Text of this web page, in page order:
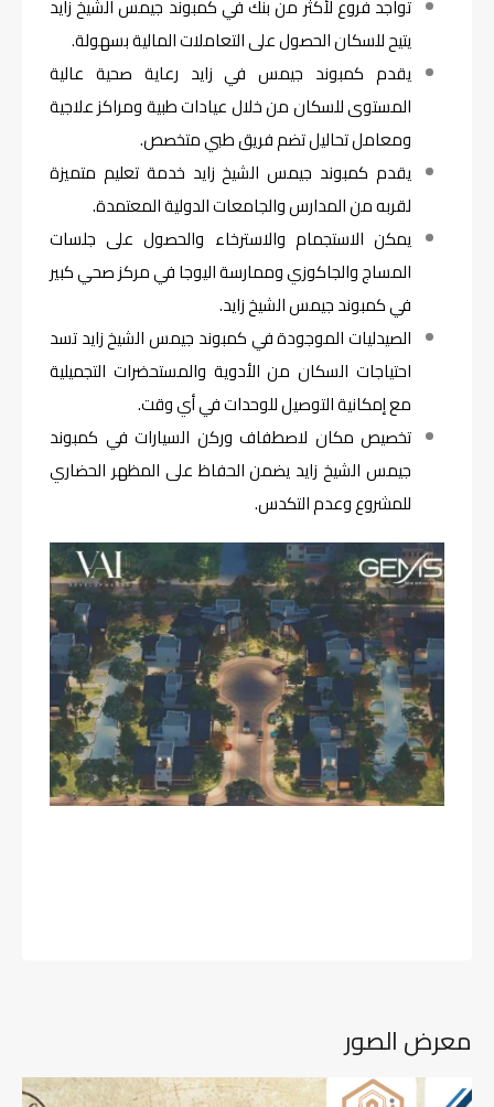
تواجد فروع لأكثر من بنك في كمبوند جيمس الشيخ زايد
يتيح للسكان الحصول على التعاملات المالية بسهولة.
يقدم كمبوند جيمس في زايد رعاية صحية عالية
المستوى للسكان من خلال عيادات طبية ومراكز علاجية
ومعامل تحاليل تضم فريق طبي متخصص.
يقدم كمبوند جيمس الشيخ زايد خدمة تعليم متميزة
لقربه من المدارس والجامعات الدولية المعتمدة.
يمكن الاستجمام والاسترخاء والحصول على جلسات
المساج والجاكوزي وممارسة اليوجا في مركز صحي كبير
في كمبوند جيمس الشيخ زايد.
الصيدليات الموجودة في كمبوند جيمس الشيخ زايد تسد
احتياجات السكان من الأدوية والمستحضرات التجميلية
مع إمكانية التوصيل للوحدات في أي وقت.
تخصيص مكان لاصطفاف وركن السيارات في كمبوند
جيمس الشيخ زايد يضمن الحفاظ على المظهر الحضاري
للمشروع وعدم التكدس.
معرض الصور